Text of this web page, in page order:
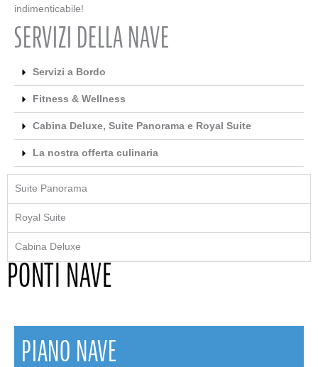
indimenticabile!
SERVIZI DELLA NAVE
Servizi a Bordo
Fitness & Wellness
Cabina Deluxe, Suite Panorama e Royal Suite
La nostra offerta culinaria
Suite Panorama
Royal Suite
Cabina Deluxe
PONTI NAVE
PIANO NAVE